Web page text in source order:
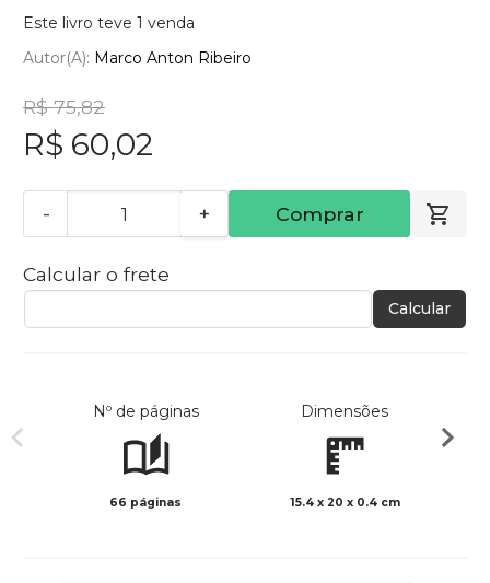
Este livro teve 1 venda
Autor(a): Marco Anton Ribeiro
R$ 75,82
R$ 60,02
- + Comprar
Calcular o frete
Calcular
Nº de páginas
66 páginas
Dimensões
15.4 x 20 x 0.4 cm